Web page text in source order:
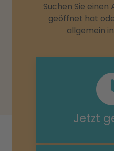
Suchen Sie
geöffnet hat
allgemein
Jetzt